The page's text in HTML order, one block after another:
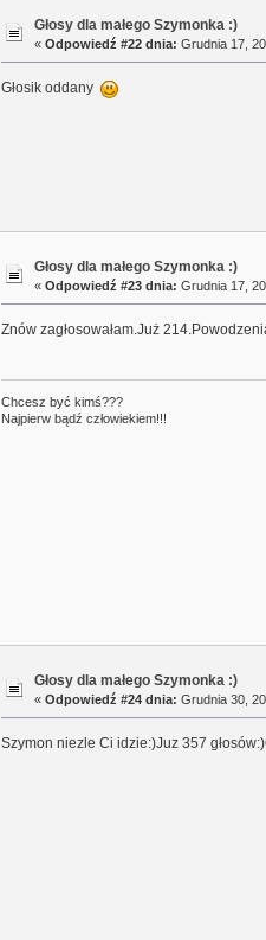
Głosy dla małego Szymonka :)
« Odpowiedź #22 dnia: Grudnia 17,
Głosik oddany
Głosy dla małego Szymonka :)
« Odpowiedź #23 dnia: Grudnia 17,
Znów zagłosowałam.Już
Chcesz być kimś???
Najpierw bądź człowiekiem!!!
Głosy dla małego Szymonka :)
« Odpowiedź #24 dnia: Grudnia 30,
Szymon niezle Ci idzie:)Juz 357